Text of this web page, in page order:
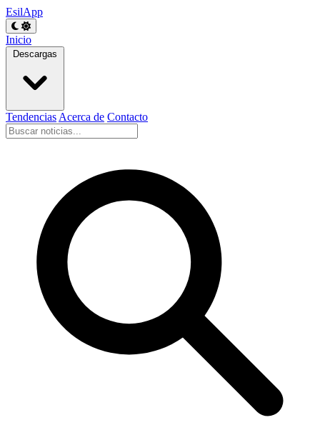
EsilApp
Inicio
Descargas
Tendencias Acerca de Contacto